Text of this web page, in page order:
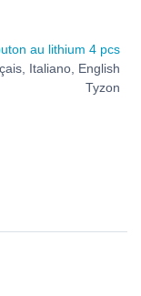
au lithium 4 pcs
Italiano, English
Tyzon